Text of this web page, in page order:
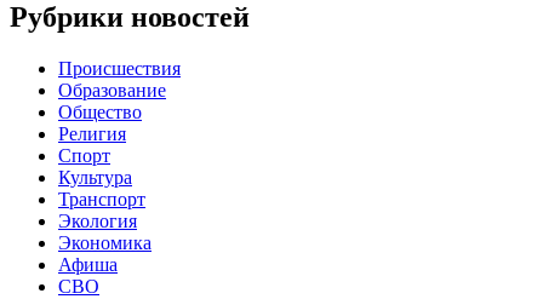
Рубрики новостей
Происшествия
Образование
Общество
Религия
Спорт
Культура
Транспорт
Экология
Экономика
Афиша
СВО